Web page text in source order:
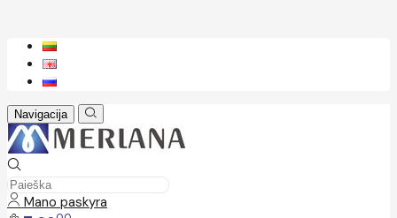
Navigacija
Mano paskyra